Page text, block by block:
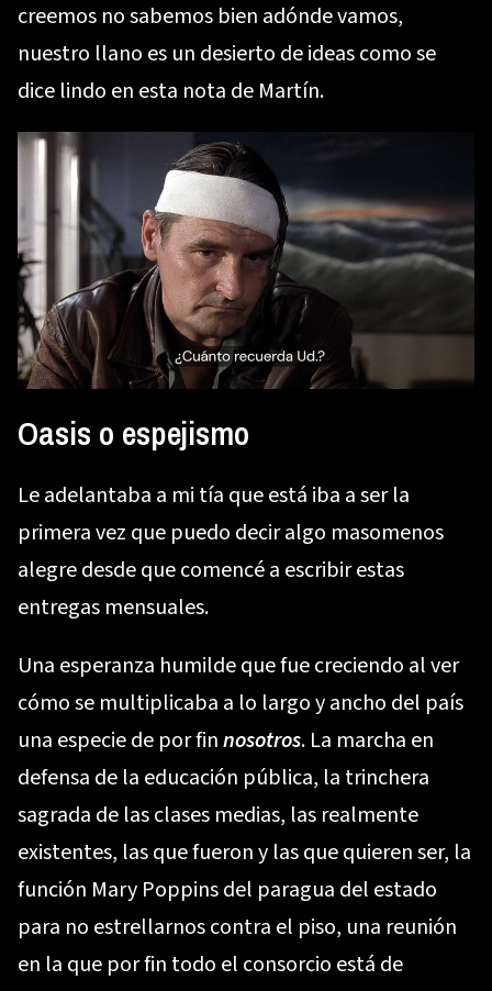
creemos no sabemos bien adónde vamos,
nuestro llano es un desierto de ideas como se
dice lindo en esta nota de Martín.
Oasis o espejismo
Le adelantaba a mi tía que está iba a ser la
primera vez que puedo decir algo masomenos
alegre desde que comencé a escribir estas
entregas mensuales.
Una esperanza humilde que fue creciendo al ver
cómo se multiplicaba a lo largo y ancho del país
una especie de por finnosotros. La marcha en
defensa de la educación pública, la trinchera
sagrada de las clases medias, las realmente
existentes, las que fueron y las que quieren ser, la
función Mary Poppins del paragua del estado
para no estrellarnos contra el piso, una reunión
en la que por fin todo el consorcio está de